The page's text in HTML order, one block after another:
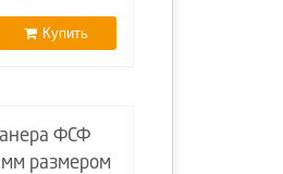
Купить
ФСФ
размером